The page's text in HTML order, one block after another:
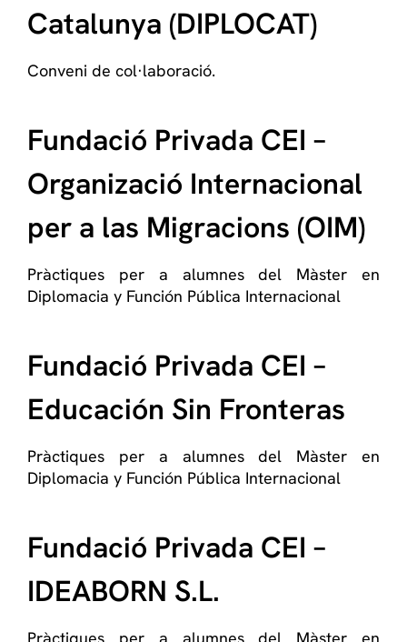
Catalunya (DIPLOCAT)
Conveni de col·laboració.
Fundació Privada CEI –
Organizació Internacional
per a las Migracions (OIM)
Pràctiques per a alumnes del Màster en
Diplomacia y Función Pública Internacional
Fundació Privada CEI –
Educación Sin Fronteras
Pràctiques per a alumnes del Màster en
Diplomacia y Función Pública Internacional
Fundació Privada CEI –
IDEABORN S.L.